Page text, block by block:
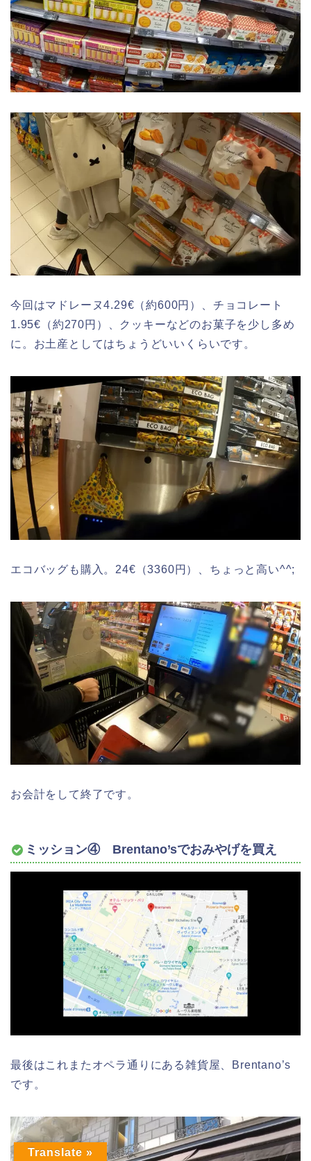
今回はマドレーヌ4.29€（約600円）、チョコレート
1.95€（約270円）、クッキーなどのお菓子を少し多め
に。お土産としてはちょうどいいくらいです。
エコバッグも購入。24€（3360円）、ちょっと高い^^;
お会計をして終了です。
ミッション④ Brentano’sでおみやげを買え
最後はこれまたオペラ通りにある雑貨屋、Brentano’s
です。
Translate »